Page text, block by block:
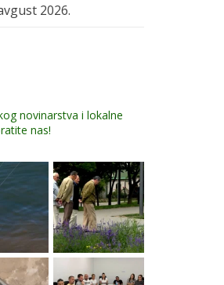
2026.
novinarstva i lokalne
nas!